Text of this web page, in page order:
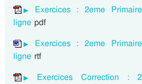
Exercices : 2eme
ligne pdf
Exercices : 2eme
ligne rtf
Exercices Correction :